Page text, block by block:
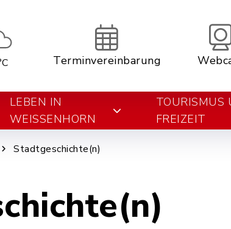
Terminvereinbarung
LEBEN IN
WEISSENHORN
TOURISMUS
FREIZEIT
Stadtgeschichte(n)